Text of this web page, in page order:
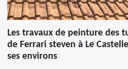
Les travaux de peinture des
de Ferrari steven à Le
ses environs